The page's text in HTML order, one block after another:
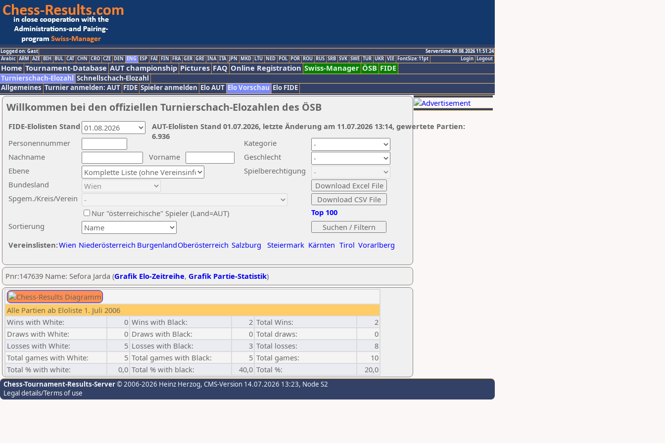
Logged on: Gast
Servertime 09.08.2026 11:51:24
Logout
Login
Arabic ARM AZE BIH BUL CAT CHN CRO CZE DEN ENG ESP FAI FIN FRA GER GRE INA ITA JPN MKD LTU NED POL POR ROU RUS SRB SVK SWE TUR UKR VIE FontSize:11pt
Home Tournament-Database AUT championship Pictures FAQ Online Registration Swiss-Manager ÖSB FIDE
Turnierschach-Elozahl Schnellschach-Elozahl
Allgemeines Turnier anmelden: AUT FIDE Spieler anmelden Elo AUT Elo Vorschau Elo FIDE
Willkommen bei den offiziellen Turnierschach-Elozahlen des ÖSB
Nachname
Vorname
Ebene
Kategorie
Sortierung
Personennummer
Bundesland
Spgem./Kreis/Verein
Geschlecht
Nur "österreichische" Spieler (Land=AUT)
Spielberechtigung
Vereinslisten:Wien Niederösterreich BurgenlandOberösterreich Salzburg Steiermark Kärnten Tirol Vorarlberg
Top 100
AUT-Elolisten Stand 01.07.2026, letzte Änderung am 11.07.2026 13:14, gewertete Partien:
6.936
FIDE-Elolisten Stand
Pnr:147639 Name: Sefora Jarda (Grafik Elo-Zeitreihe, Grafik Partie-Statistik)
Alle Partien ab Eloliste 1. Juli 2006
Wins with White:
0 Wins with Black: 2 Total Wins:
2
Draws with White:
0 Draws with Black: 0 Total draws:
0
Losses with White:
5 Losses with Black: 3 Total losses:
8
Total games with White:
5 Total games with Black: 5 Total games:
10
Total % with white:
0,0 Total % with black: 40,0 Total %: 20,0
Chess-Tournament-Results-Server© 2006-2026 Heinz Herzog, CMS-Version 14.07.2026 13:23, Node S2
Legal details/Terms of use